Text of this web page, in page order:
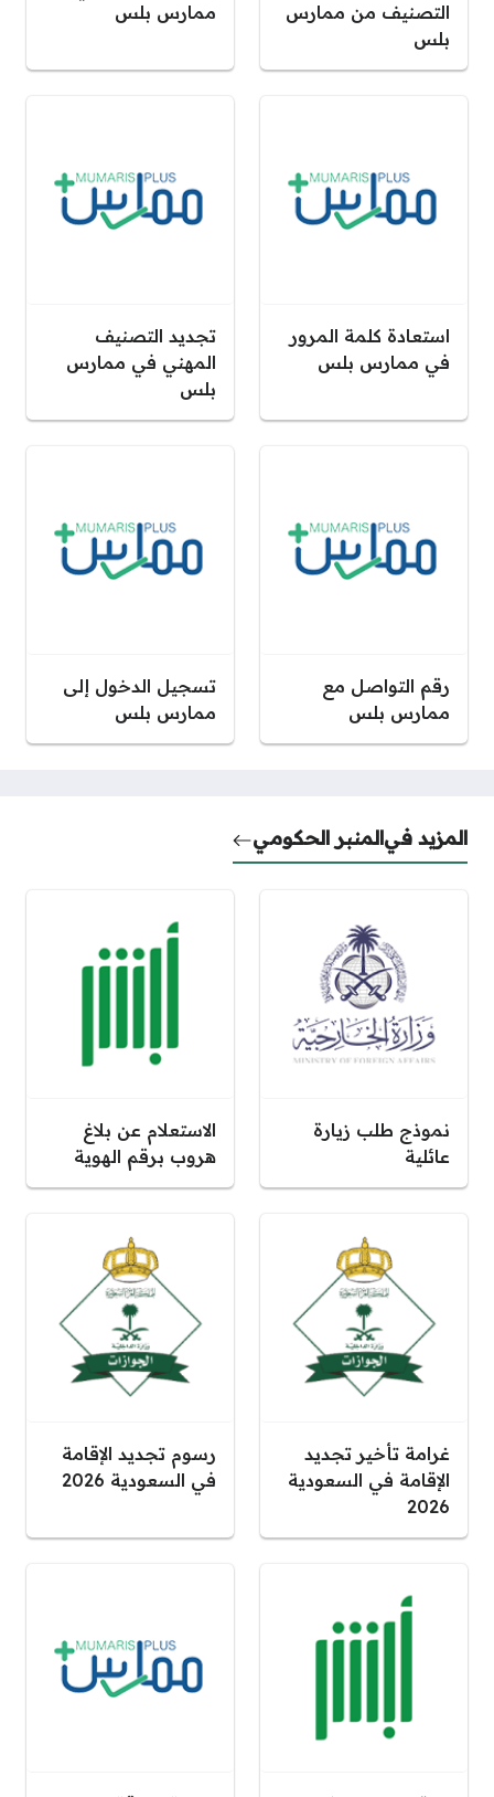
التصنيف من ممارس
بلس
ممارس بلس
استعادة كلمة المرور
في ممارس بلس
تجديد التصنيف
المهني في ممارس
بلس
رقم التواصل مع
ممارس بلس
تسجيل الدخول إلى
ممارس بلس
المزيد فيالمنبر الحكومي
نموذج طلب زيارة
عائلية
الاستعلام عن بلاغ
هروب برقم الهوية
غرامة تأخير تجديد
الإقامة في السعودية
2026
رسوم تجديد الإقامة
في السعودية 2026